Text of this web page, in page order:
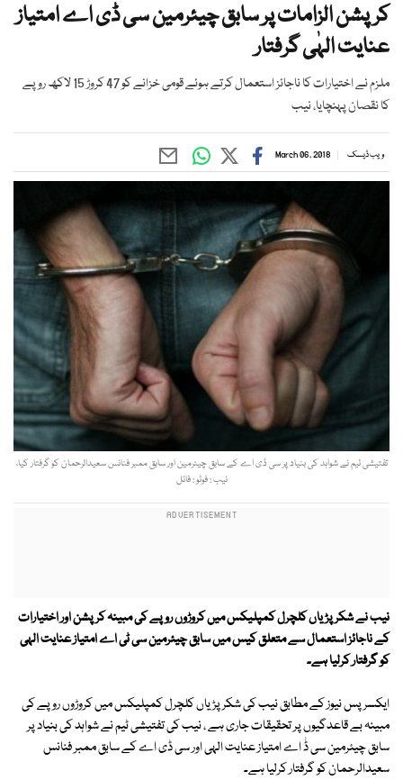
کرپشن الزامات پر سابق چیئرمین سی ڈی اے امتیاز
عنایت الہٰی گرفتار
ملزم نے اختیارات کا ناجائز استعمال کرتے ہوئے قومی خزانے کو 47 کروڑ 15 لاکھ روپے
کا نقصان پہنچایا، نیب
ویب ڈیسک March 06, 2018
تفتیشی ٹیم نے شواہد کی بنیاد پر سی ڈی اے کے سابق چیئرمین اور سابق ممبر فنانس سعیدالرحمان کو گرفتار کیا،
نیب : فوٹو : فائل
نیب نے شکرپڑیاں کلچرل کمپلیکس میں کروڑوں روپے کی مبینہ کرپشن اور اختیارات
کے ناجائز استعمال سے متعلق کیس میں سابق چیئرمین سی ٹی اے امتیاز عنایت الہی
کو گرفتار کرلیا ہے۔
ایکسرپس نیوز کے مطابق نیب کی شکرپڑیاں کلچرل کمپلیکس میں کروڑوں روپے کی
مبینہ بے قاعدگیوں پر تحقیقات جاری ہے ، نیب کی تفتیشی ٹیم نے شواہد کی بنیاد پر
سابق چیئرمین سی ڈٰ اے امتیاز عنایت الہی اور سی ڈی اے کے سابق ممبر فنانس
سعیدالرحمان کو گرفتار کرلیا ہے۔